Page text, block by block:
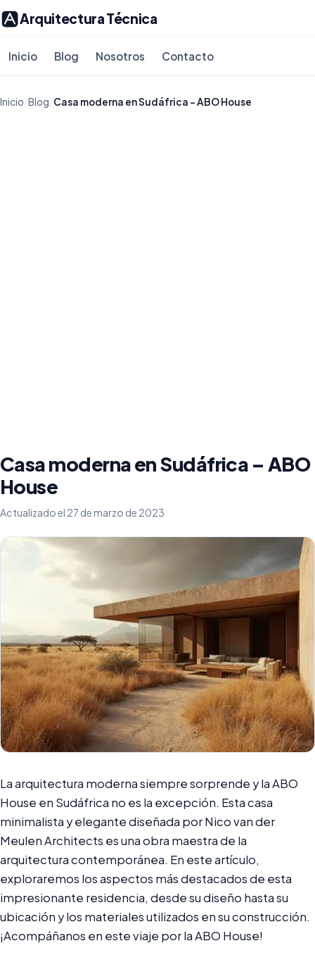
Arquitectura Técnica
Inicio Blog Nosotros Contacto
Inicio/Blog/Casa moderna en Sudáfrica – ABO House
Casa moderna en Sudáfrica – ABO
House
Actualizado el 27 de marzo de 2023
La arquitectura moderna siempre sorprende y la ABO
House en Sudáfrica no es la excepción. Esta casa
minimalista y elegante diseñada por Nico van der
Meulen Architects es una obra maestra de la
arquitectura contemporánea. En este artículo,
exploraremos los aspectos más destacados de esta
impresionante residencia, desde su diseño hasta su
ubicación y los materiales utilizados en su construcción.
¡Acompáñanos en este viaje por la ABO House!